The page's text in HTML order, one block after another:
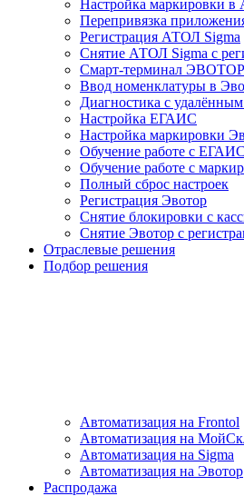
Настройка маркировки
Перепривязка
Регистрация АТОЛ Sigma
Снятие АТОЛ Sigma с
Смарт-терминал ЭВОТОР
Ввод номенклатуры в
Диагностика с
Настройка ЕГАИС
Настройка маркировки
Обучение работе с ЕГАИС
Обучение работе с
Полный сброс настроек
Регистрация Эвотор
Снятие блокировки с
Снятие Эвотор с
Отраслевые решения
Подбор решения
Автоматизация на Frontol
Автоматизация на
Автоматизация на Sigma
Автоматизация на Эвотор
Распродажа